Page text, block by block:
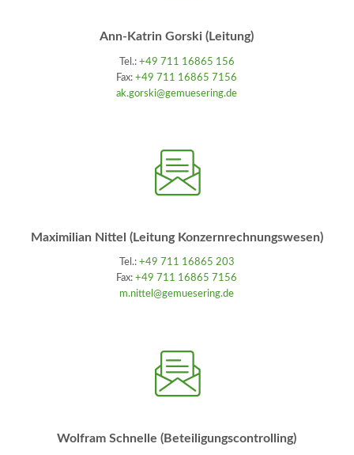
Ann-Katrin Gorski (Leitung)
Tel.: +49 711 16865 156
Fax:+49 711 16865 7156
ak.gorski@gemuesering.de
Maximilian Nittel (Leitung Konzernrechnungswesen)
Tel.: +49 711 16865 203
Fax:+49 711 16865 7156
m.nittel@gemuesering.de
Wolfram Schnelle (Beteiligungscontrolling)